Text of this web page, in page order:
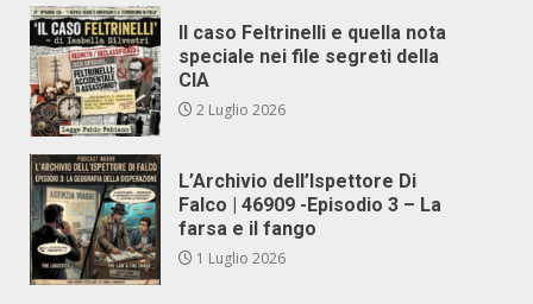
Il caso Feltrinelli e quella nota
speciale nei file segreti della
CIA
2 Luglio 2026
L’Archivio dell’Ispettore Di
Falco | 46909 -Episodio 3 – La
farsa e il fango
1 Luglio 2026